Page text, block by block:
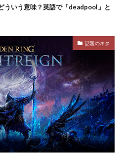
ういう意味？英語で「deadpool」と
話題のネタ